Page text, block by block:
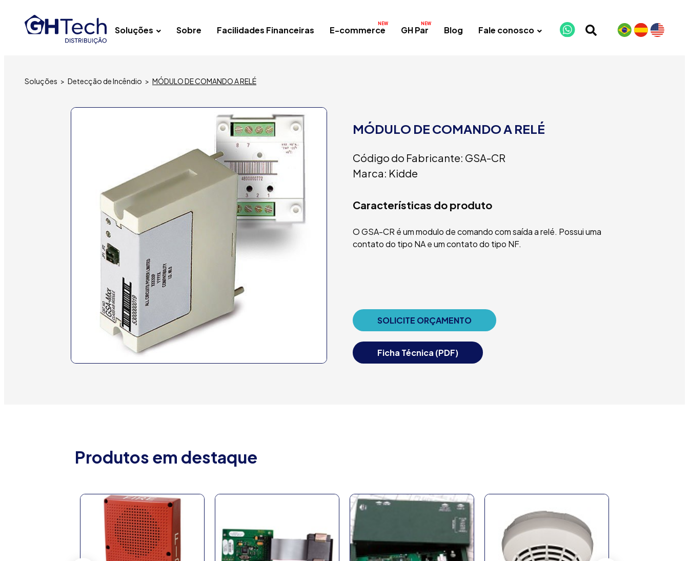
Soluções Sobre Facilidades Financeiras E-commerce GH Par Blog Fale conosco
Soluções > Detecção de Incêndio > MÓDULO DE COMANDO A RELÉ
MÓDULO DE COMANDO A RELÉ
Código do Fabricante: GSA-CR
Marca: Kidde
Características do produto
O GSA-CR é um modulo de comando com saída a relé. Possui uma
contato do tipo NA e um contato do tipo NF.
SOLICITE ORÇAMENTO
Ficha Técnica (PDF)
Produtos em destaque